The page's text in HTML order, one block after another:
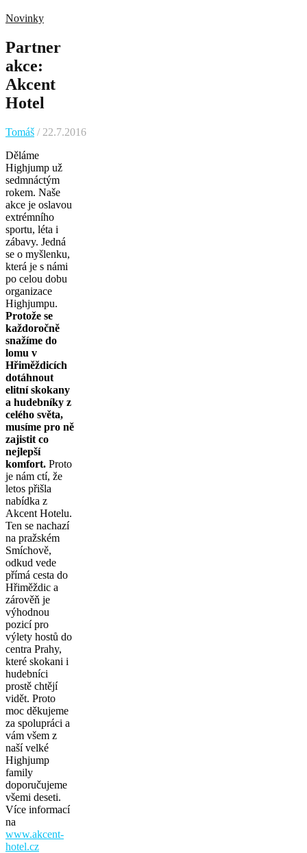
Novinky
Partner
akce:
Akcent
Hotel
Tomáš / 22.7.2016
Děláme
Highjump už
sedmnáctým
rokem. Naše
akce je oslavou
extrémního
sportu, léta i
zábavy. Jedná
se o myšlenku,
která je s námi
po celou dobu
organizace
Highjumpu.
Protože se
každoročně
snažíme do
lomu v
Hřiměždicích
dotáhnout
elitní skokany
a hudebníky z
celého světa,
musíme pro ně
zajistit co
nejlepší
komfort. Proto
je nám ctí, že
letos přišla
nabídka z
Akcent Hotelu.
Ten se nachazí
na pražském
Smíchově,
odkud vede
přímá cesta do
Hřiměždic a
zárověň je
výhodnou
pozicí pro
výlety hostů do
centra Prahy,
které skokani i
hudebníci
prostě chtějí
vidět. Proto
moc děkujeme
za spolupráci a
vám všem z
naší velké
Highjump
family
doporučujeme
všemi deseti.
Více informací
na
www.akcent-
hotel.cz